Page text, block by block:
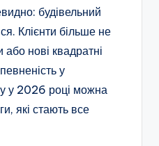
будівельний
Клієнти більше не
або нові квадратні
у
у 2026 році можна
які стають все